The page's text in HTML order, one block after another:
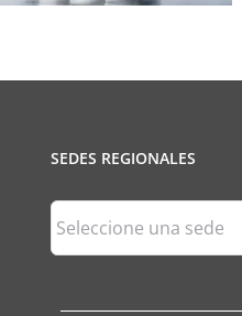
SEDES REGIONALES
Sedes
Regionales